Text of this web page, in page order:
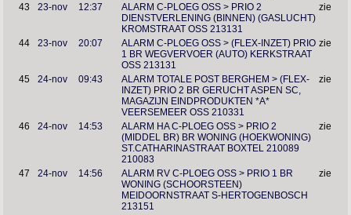
43 23-nov 12:37
ALARM C-PLOEG OSS > PRIO 2
DIENSTVERLENING (BINNEN) (GASLUCHT)
KROMSTRAAT OSS 213131
zie
44 23-nov 20:07
ALARM C-PLOEG OSS > (FLEX-INZET) PRIO
1 BR WEGVERVOER (AUTO) KERKSTRAAT
OSS 213131
zie
45 24-nov 09:43
ALARM TOTALE POST BERGHEM > (FLEX-
INZET) PRIO 2 BR GERUCHT ASPEN SC,
MAGAZIJN EINDPRODUKTEN *A*
VEERSEMEER OSS 210331
zie
46 24-nov 14:53
ALARM HA C-PLOEG OSS > PRIO 2
(MIDDEL BR) BR WONING (HOEKWONING)
ST.CATHARINASTRAAT BOXTEL 210089
210083
zie
47 24-nov 14:56
ALARM RV C-PLOEG OSS > PRIO 1 BR
WONING (SCHOORSTEEN)
MEIDOORNSTRAAT S-HERTOGENBOSCH
213151
zie